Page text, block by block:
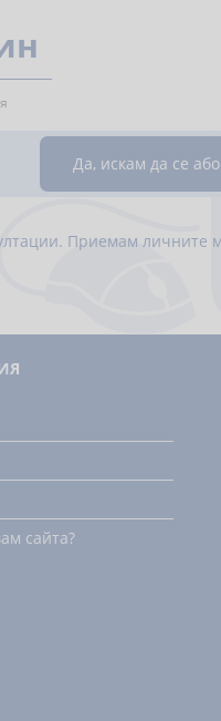
Приемам личните
сайта?